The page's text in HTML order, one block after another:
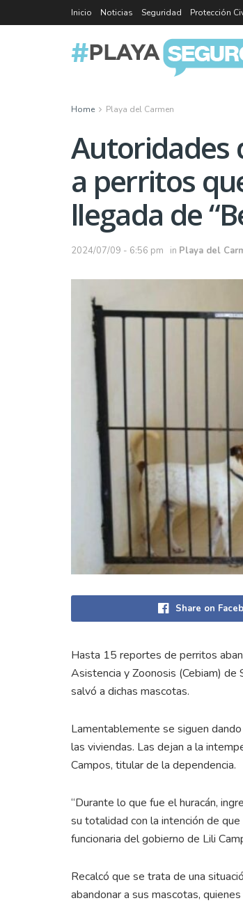
Inicio Noticias Seguridad Protección
Home Playa del Carmen
Autoridades
a perritos
llegada de
2024/07/09 - 6:56 pm in Playa del
Share on
Hasta 15 reportes de perritos
Asistencia y Zoonosis (Cebiam) de
salvó a dichas mascotas.
Lamentablemente se siguen
las viviendas. Las dejan a la
Campos, titular de la dependencia.
“Durante lo que fue el huracán,
su totalidad con la intención de
funcionaria del gobierno de Lili
Recalcó que se trata de una
abandonar a sus mascotas,